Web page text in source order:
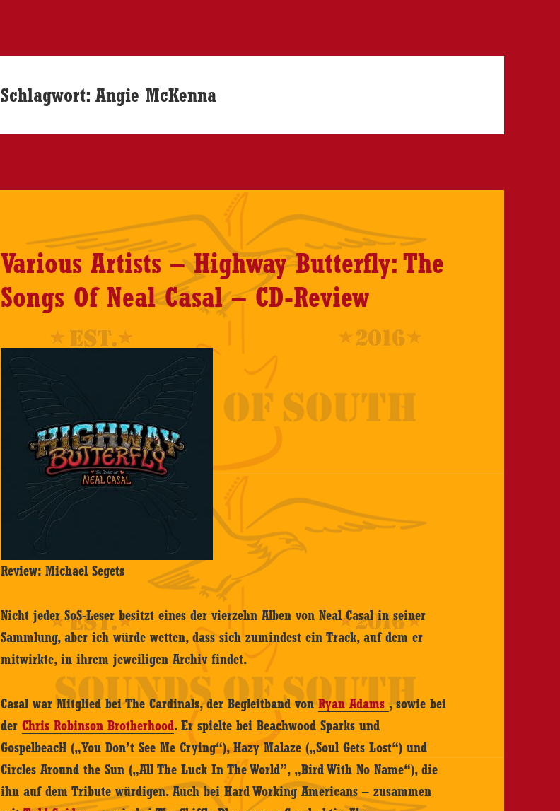
Schlagwort:Angie McKenna
Various Artists – Highway Butterfly: The
Songs Of Neal Casal – CD-Review
Review: Michael Segets
Nicht jeder SoS-Leser besitzt eines der vierzehn Alben von Neal Casal in seiner
Sammlung, aber ich würde wetten, dass sich zumindest ein Track, auf dem er
mitwirkte, in ihrem jeweiligen Archiv findet.
Casal war Mitglied bei The Cardinals, der Begleitband vonRyan Adams, sowie bei
derChris Robinson Brotherhood. Er spielte bei Beachwood Sparks und
GospelbeacH („You Don’t See Me Crying“), Hazy Malaze („Soul Gets Lost“) und
Circles Around the Sun („All The Luck In The World”, „Bird With No Name“), die
ihn auf dem Tribute würdigen. Auch bei Hard Working Americans – zusammen